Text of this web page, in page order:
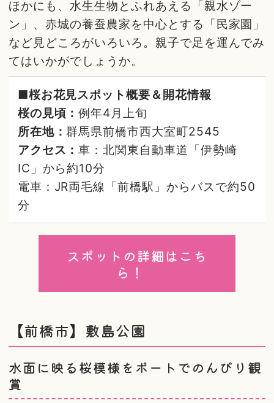
ほかにも、水生生物とふれあえる「親水ゾー
ン」、赤城の養蚕農家を中心とする「民家園」
など見どころがいろいろ。親子で足を運んでみ
てはいかがでしょうか。
■桜お花見スポット概要＆開花情報
桜の見頃：例年4月上旬
所在地： 群馬県前橋市西大室町2545
アクセス：車：北関東自動車道「伊勢崎
IC」から約10分
電車：JR両毛線「前橋駅」からバスで約50
分
スポットの詳細はこち
ら！
【前橋市】敷島公園
水面に映る桜模様をボートでのんびり観
賞